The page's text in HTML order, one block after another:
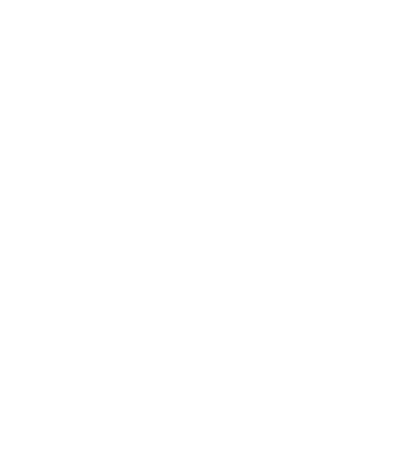
以为能过上平静生活。然而，当地接连发生游客离奇死